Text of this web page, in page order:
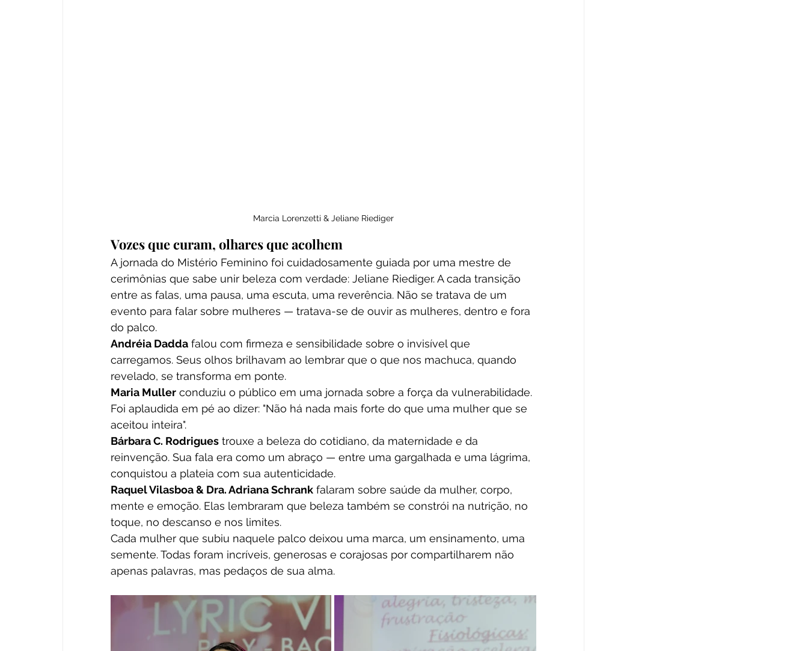
Marcia Lorenzetti & Jeliane Riediger
Vozes que curam, olhares que acolhem
A jornada do Mistério Feminino foi cuidadosamente guiada por uma mestre de
cerimônias que sabe unir beleza com verdade: Jeliane Riediger. A cada transição
entre as falas, uma pausa, uma escuta, uma reverência. Não se tratava de um
evento para falar sobre mulheres — tratava-se de ouvir as mulheres, dentro e fora
do palco.
Andréia Dadda falou com firmeza e sensibilidade sobre o invisível que
carregamos. Seus olhos brilhavam ao lembrar que o que nos machuca, quando
revelado, se transforma em ponte.
Maria Muller conduziu o público em uma jornada sobre a força da vulnerabilidade.
Foi aplaudida em pé ao dizer: "Não há nada mais forte do que uma mulher que se
aceitou inteira".
Bárbara C. Rodrigues trouxe a beleza do cotidiano, da maternidade e da
reinvenção. Sua fala era como um abraço — entre uma gargalhada e uma lágrima,
conquistou a plateia com sua autenticidade.
Raquel Vilasboa & Dra. Adriana Schrank falaram sobre saúde da mulher, corpo,
mente e emoção. Elas lembraram que beleza também se constrói na nutrição, no
toque, no descanso e nos limites.
Cada mulher que subiu naquele palco deixou uma marca, um ensinamento, uma
semente. Todas foram incríveis, generosas e corajosas por compartilharem não
apenas palavras, mas pedaços de sua alma.